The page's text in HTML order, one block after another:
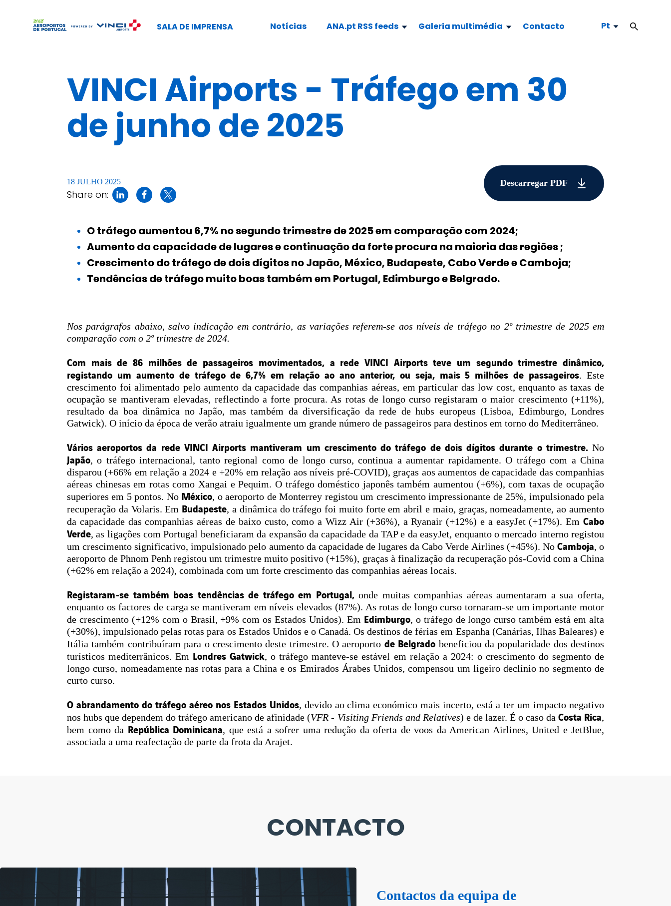
SALA DE IMPRENSA Notícias ANA.pt RSS feeds Galeria multimédia Contacto Pt
VINCI Airports - Tráfego em 30
de junho de 2025
18 JULHO 2025
Share on:
Descarregar PDF
O tráfego aumentou 6,7% no segundo trimestre de 2025em comparação com 2024;
Aumento da capacidade de lugares e continuação da forte procura na maioria das regiões ;
Crescimento do tráfego de dois dígitos no Japão, México, Budapeste, Cabo Verde e Camboja;
Tendências de tráfego muito boas também em Portugal, Edimburgo e Belgrado.
Nos parágrafos abaixo, salvo indicação em contrário, as variações referem-se aos níveis de tráfego no 2º trimestre de 2025 em
comparação com o 2º trimestre de 2024.
Com mais de 86 milhões de passageiros movimentados, a rede VINCI Airports teve um segundo trimestre dinâmico,
registando um aumento de tráfego de 6,7% em relação ao ano anterior, ou seja, mais 5 milhões de passageiros. Este
crescimento foi alimentado pelo aumento da capacidade das companhias aéreas, em particular das low cost, enquanto as taxas de
ocupação se mantiveram elevadas, reflectindo a forte procura. As rotas de longo curso registaram o maior crescimento (+11%),
resultado da boa dinâmica no Japão, mas também da diversificação da rede de hubs europeus (Lisboa, Edimburgo, Londres
Gatwick). O início da época de verão atraiu igualmente um grande número de passageiros para destinos em torno do Mediterrâneo.
Vários aeroportos da rede VINCI Airports mantiveram um crescimento do tráfego de dois dígitos durante o trimestre. No
Japão, o tráfego internacional, tanto regional como de longo curso, continua a aumentar rapidamente. O tráfego com a China
disparou (+66% em relação a 2024 e +20% em relação aos níveis pré-COVID), graças aos aumentos de capacidade das companhias
aéreas chinesas em rotas como Xangai e Pequim. O tráfego doméstico japonês também aumentou (+6%), com taxas de ocupação
superiores em 5 pontos. No México, o aeroporto de Monterrey registou um crescimento impressionante de 25%, impulsionado pela
recuperação da Volaris. Em Budapeste, a dinâmica do tráfego foi muito forte em abril e maio, graças, nomeadamente, ao aumento
da capacidade das companhias aéreas de baixo custo, como a Wizz Air (+36%), a Ryanair (+12%) e a easyJet (+17%). Em Cabo
Verde, as ligações com Portugal beneficiaram da expansão da capacidade da TAP e da easyJet, enquanto o mercado interno registou
um crescimento significativo, impulsionado pelo aumento da capacidade de lugares da Cabo Verde Airlines (+45%). No Camboja, o
aeroporto de Phnom Penh registou um trimestre muito positivo (+15%), graças à finalização da recuperação pós-Covid com a China
(+62% em relação a 2024), combinada com um forte crescimento das companhias aéreas locais.
Registaram-se também boas tendências de tráfego em Portugal,onde muitas companhias aéreas aumentaram a sua oferta,
enquanto os factores de carga se mantiveram em níveis elevados (87%). As rotas de longo curso tornaram-se um importante motor
de crescimento (+12% com o Brasil, +9% com os Estados Unidos). Em Edimburgo, o tráfego de longo curso também está em alta
(+30%), impulsionado pelas rotas para os Estados Unidos e o Canadá. Os destinos de férias em Espanha (Canárias, Ilhas Baleares) e
Itália também contribuíram para o crescimento deste trimestre. O aeroporto de Belgrado beneficiou da popularidade dos destinos
turísticos mediterrânicos. Em Londres Gatwick, o tráfego manteve-se estável em relação a 2024: o crescimento do segmento de
longo curso, nomeadamente nas rotas para a China e os Emirados Árabes Unidos, compensou um ligeiro declínio no segmento de
curto curso.
O abrandamento do tráfego aéreo nos Estados Unidos, devido ao clima económico mais incerto, está a ter um impacto negativo
nos hubs que dependem do tráfego americano de afinidade (VFR- Visiting Friends and Relatives) e de lazer. É o caso da Costa Rica,
bem como da República Dominicana, que está a sofrer uma redução da oferta de voos da American Airlines, United e JetBlue,
associada a uma reafectação de parte da frota da Arajet.
CONTACTO
Contactos da equipa de